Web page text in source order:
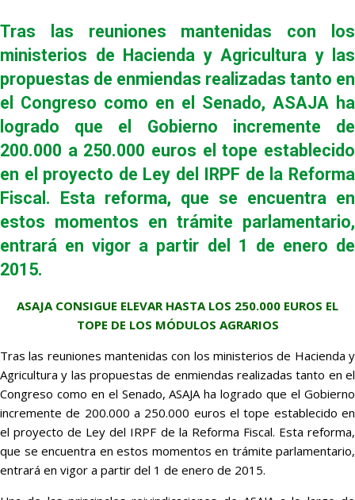
Tras las reuniones mantenidas con los
ministerios de Hacienda y Agricultura y las
propuestas de enmiendas realizadas tanto en
el Congreso como en el Senado, ASAJA ha
logrado que el Gobierno incremente de
200.000 a 250.000 euros el tope establecido
en el proyecto de Ley del IRPF de la Reforma
Fiscal. Esta reforma, que se encuentra en
estos momentos en trámite parlamentario,
entrará en vigor a partir del 1 de enero de
2015.
ASAJA CONSIGUE ELEVAR HASTA LOS 250.000 EUROS EL
TOPE DE LOS MÓDULOS AGRARIOS
Tras las reuniones mantenidas con los ministerios de Hacienda y
Agricultura y las propuestas de enmiendas realizadas tanto en el
Congreso como en el Senado, ASAJA ha logrado que el Gobierno
incremente de 200.000 a 250.000 euros el tope establecido en
el proyecto de Ley del IRPF de la Reforma Fiscal. Esta reforma,
que se encuentra en estos momentos en trámite parlamentario,
entrará en vigor a partir del 1 de enero de 2015.